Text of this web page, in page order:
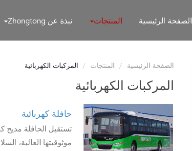
الصفحة الرئيسية المنتجات نبذة عن Zhongtong
الصفحة الرئيسية المنتجات المركبات الكهربائية
المركبات الكهربائية
حافلة كهربائية
تستقبل الحافلة مديح
موثوقيتها العالية،